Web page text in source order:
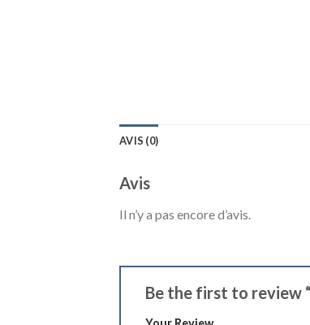
AVIS (0)
Avis
Il n’y a pas encore d’avis.
Be the first to review